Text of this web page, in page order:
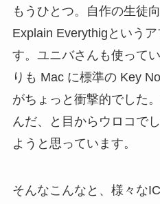
もうひとつ。自作の生徒
Explain Everythigという
す。ユニバさんも使って
りも Mac に標準の Key
がちょっと衝撃的でした
んだ、と目からウロコで
ようと思っています。
そんなこんなと、様々な